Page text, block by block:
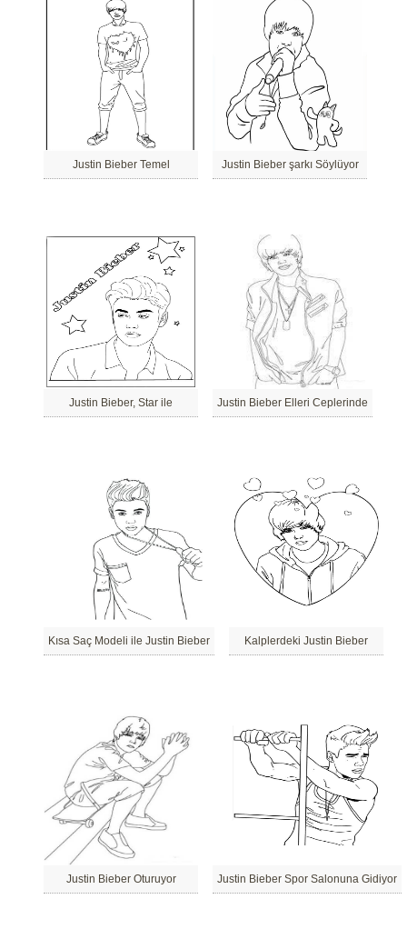
Justin Bieber Temel Justin Bieber şarkı Söylüyor
Justin Bieber, Star ile Justin Bieber Elleri Ceplerinde
Kısa Saç Modeli ile Justin Bieber Kalplerdeki Justin Bieber
Justin Bieber Oturuyor Justin Bieber Spor Salonuna Gidiyor